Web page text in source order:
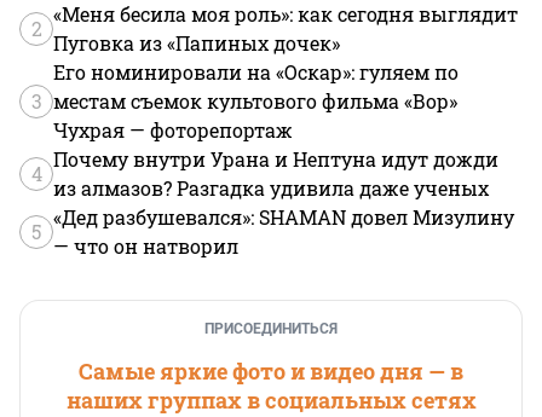
2
«Меня бесила моя роль»: как сегодня выглядит
Пуговка из «Папиных дочек»
3
Его номинировали на «Оскар»: гуляем по
местам съемок культового фильма «Вор»
Чухрая — фоторепортаж
4
Почему внутри Урана и Нептуна идут дожди
из алмазов? Разгадка удивила даже ученых
5
«Дед разбушевался»: SHAMAN довел Мизулину
— что он натворил
ПРИСОЕДИНИТЬСЯ
Самые яркие фото и видео дня — в
наших группах в социальных сетях